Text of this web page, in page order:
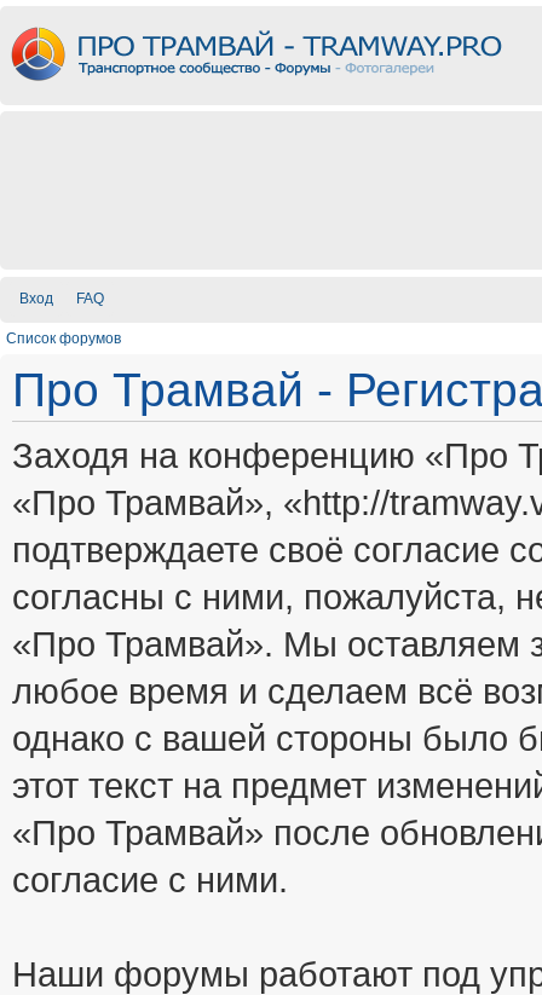
Вход FAQ
Список форумов
Про Трамвай -
Заходя на конференцию «Про
«Про Трамвай», «http://
подтверждаете своё
согласны с ними, пожалуйста,
«Про Трамвай». Мы оставляем
любое время и сделаем всё
однако с вашей стороны было
этот текст на предмет
«Про Трамвай» после
согласие с ними.
Наши форумы работают под